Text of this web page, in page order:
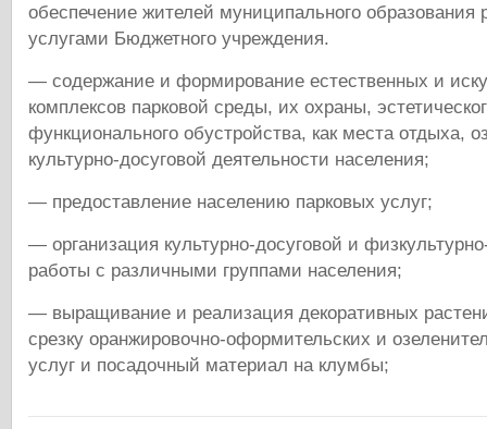
обеспечение жителей муниципального образования
услугами Бюджетного учреждения.
— содержание и формирование естественных и
комплексов парковой среды, их охраны,
функционального обустройства, как места отдыха,
культурно-досуговой деятельности населения;
— предоставление населению парковых услуг;
— организация культурно-досуговой и
работы с различными группами населения;
— выращивание и реализация декоративных
срезку оранжировочно-оформительских и
услуг и посадочный материал на клумбы;